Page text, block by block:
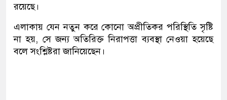
রয়েছে।
এলাকায় যেন নতুন করে কোনো অপ্রীতিকর পরিস্থিতি সৃষ্টি
না হয়, সে জন্য অতিরিক্ত নিরাপত্তা ব্যবস্থা নেওয়া হয়েছে
বলে সংশ্লিষ্টরা জানিয়েছেন।